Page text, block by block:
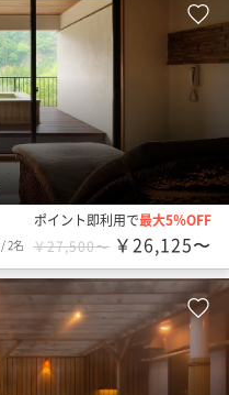
ポイント即利用で最大5％OFF
/2名 ￥27,500〜 ￥26,125〜